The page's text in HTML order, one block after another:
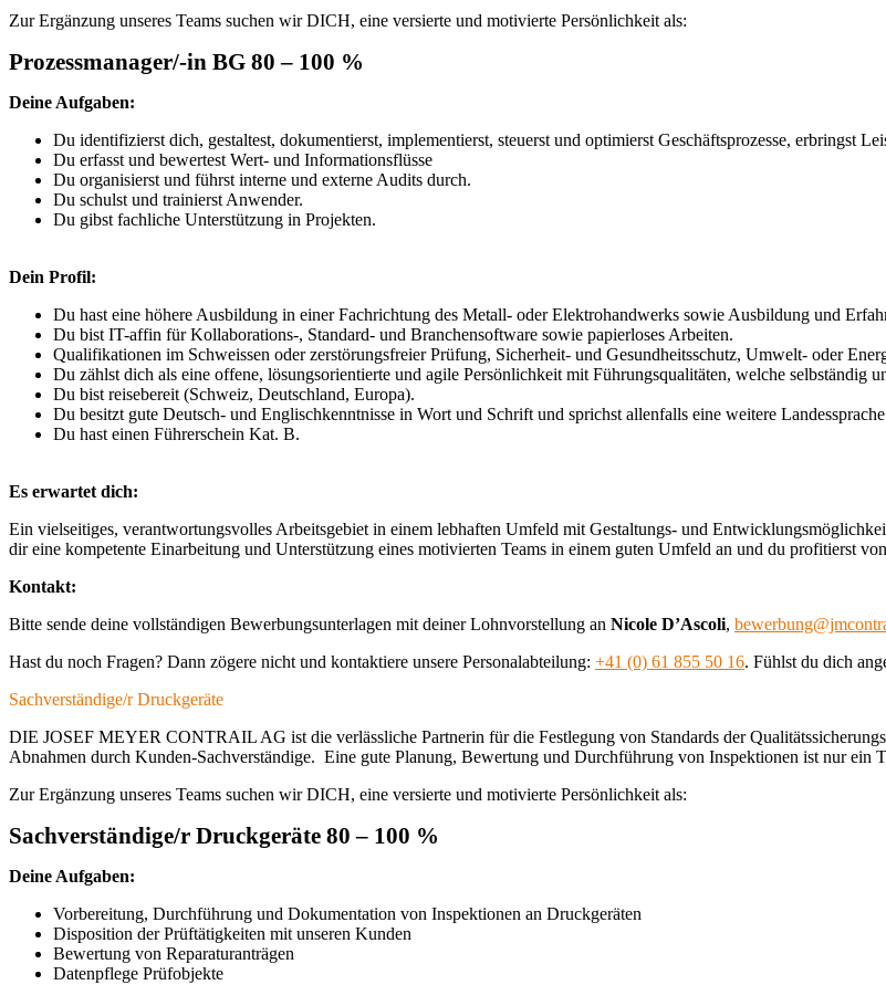
Zur Ergänzung unseres Teams suchen wir DICH, eine versierte und motivierte Persönlichkeit als:
Prozessmanager/-in BG 80 – 100 %
Deine Aufgaben:
Du identifizierst dich, gestaltest, dokumentierst, implementierst, steuerst und optimierst Geschäftsprozesse, erbringst
Du erfasst und bewertest Wert- und Informationsflüsse
Du organisierst und führst interne und externe Audits durch.
Du schulst und trainierst Anwender.
Du gibst fachliche Unterstützung in Projekten.
Dein Profil:
Du hast eine höhere Ausbildung in einer Fachrichtung des Metall- oder Elektrohandwerks sowie Ausbildung und
Du bist IT-affin für Kollaborations-, Standard- und Branchensoftware sowie papierloses Arbeiten.
Qualifikationen im Schweissen oder zerstörungsfreier Prüfung, Sicherheit- und Gesundheitsschutz, Umwelt- oder
Du zählst dich als eine offene, lösungsorientierte und agile Persönlichkeit mit Führungsqualitäten, welche selbständig
Du bist reisebereit (Schweiz, Deutschland, Europa).
Du besitzt gute Deutsch- und Englischkenntnisse in Wort und Schrift und sprichst allenfalls eine weitere
Du hast einen Führerschein Kat. B.
Es erwartet dich:
Ein vielseitiges, verantwortungsvolles Arbeitsgebiet in einem lebhaften Umfeld mit Gestaltungs- und
dir eine kompetente Einarbeitung und Unterstützung eines motivierten Teams in einem guten Umfeld an und du profitierst
Kontakt:
Bitte sende deine vollständigen Bewerbungsunterlagen mit deiner Lohnvorstellung an Nicole D’Ascoli,
Hast du noch Fragen? Dann zögere nicht und kontaktiere unsere Personalabteilung: +41 (0) 61 855 50 16. Fühlst du dich
Sachverständige/r Druckgeräte
DIE JOSEF MEYER CONTRAIL AG ist die verlässliche Partnerin für die Festlegung von Standards der
Abnahmen durch Kunden-Sachverständige. Eine gute Planung, Bewertung und Durchführung von Inspektionen ist nur ein
Zur Ergänzung unseres Teams suchen wir DICH, eine versierte und motivierte Persönlichkeit als:
Sachverständige/r Druckgeräte 80 – 100 %
Deine Aufgaben:
Vorbereitung, Durchführung und Dokumentation von Inspektionen an Druckgeräten
Disposition der Prüftätigkeiten mit unseren Kunden
Bewertung von Reparaturanträgen
Datenpflege Prüfobjekte